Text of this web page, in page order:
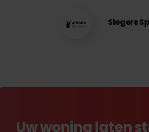
Slegers
Uw woning laten